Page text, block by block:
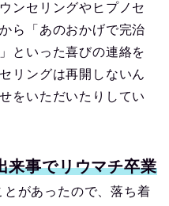
ンセリングやヒプノセ
ら「あのおかげで完治
といった喜びの連絡を
リングは再開しないん
をいただいたりしてい
来事でリウマチ卒業
とがあったので、落ち着